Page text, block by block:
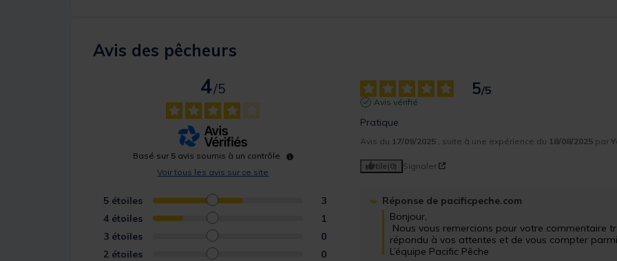
Avis des pêcheurs
4
/5
Basé sur 5 avis soumis à un contrôle
Voir tous les avis sur ce site
5 étoiles
3
4 étoiles
1
3 étoiles
0
2 étoiles
0
5/5
Avis vérifié
Pratique
Avis du 17/09/2025 , suite à une expérience du 18/08/2025 par
Utile(0) Signaler
Réponse de pacificpeche.com
Bonjour,
répondu à vos attentes et de vous compter
L’équipe Pacific Pêche